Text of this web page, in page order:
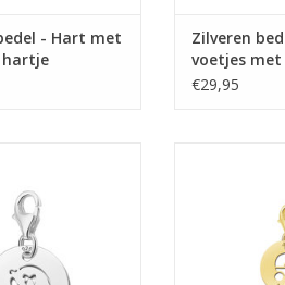
- Hart met
hartje
Zilveren
voetjes met
datum
€29,95
AAN WINKELWAGEN
TOEVOEGEN